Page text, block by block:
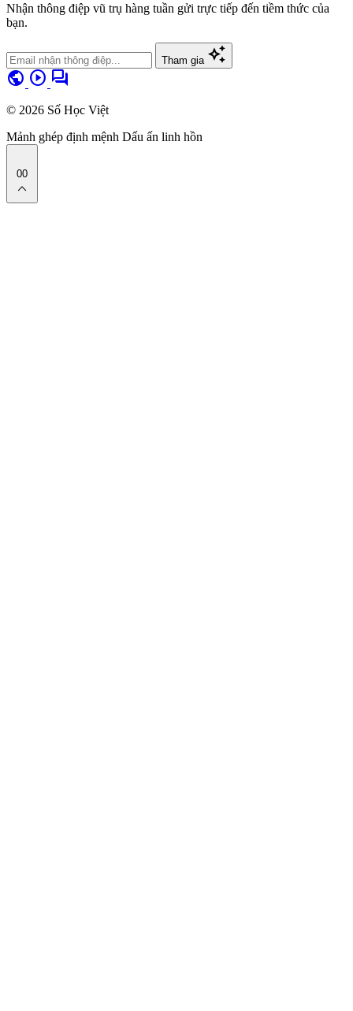
Nhận thông điệp vũ trụ hàng tuần gửi trực tiếp đến tiềm thức của
bạn.
Tham gia auto_awesome
public play_circle forum
© 2026 Số Học Việt
Mảnh ghép định mệnh Dấu ấn linh hồn
00
expand_less